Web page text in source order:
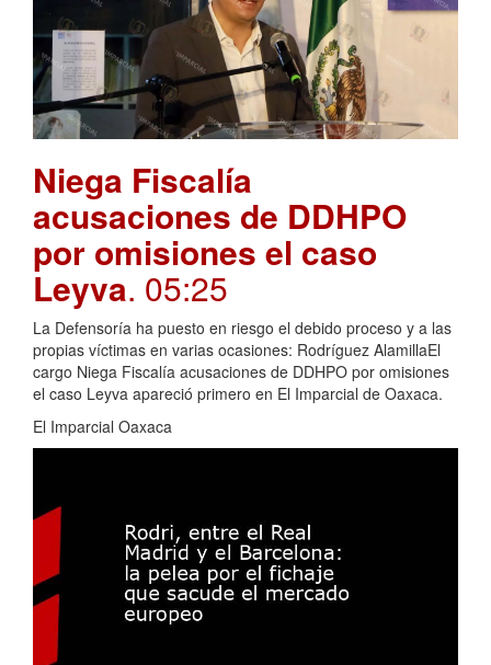
Niega Fiscalía
acusaciones de DDHPO
por omisiones el caso
Leyva. 05:25
La Defensoría ha puesto en riesgo el debido proceso y a las
propias víctimas en varias ocasiones: Rodríguez AlamillaEl
cargo Niega Fiscalía acusaciones de DDHPO por omisiones
el caso Leyva apareció primero en El Imparcial de Oaxaca.
El Imparcial Oaxaca